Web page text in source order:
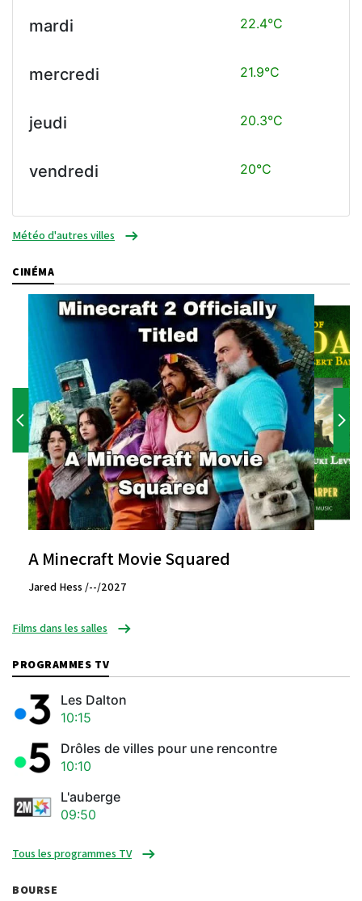
mardi 22.4°C
mercredi 21.9°C
jeudi 20.3°C
vendredi 20°C
Météo d'autres villes
CINÉMA
A Minecraft Movie Squared
Jared Hess /--/2027
Films dans les salles
PROGRAMMES TV
Les Dalton
10:15
Drôles de villes pour une rencontre
10:10
L'auberge
09:50
Tous les programmes TV
BOURSE